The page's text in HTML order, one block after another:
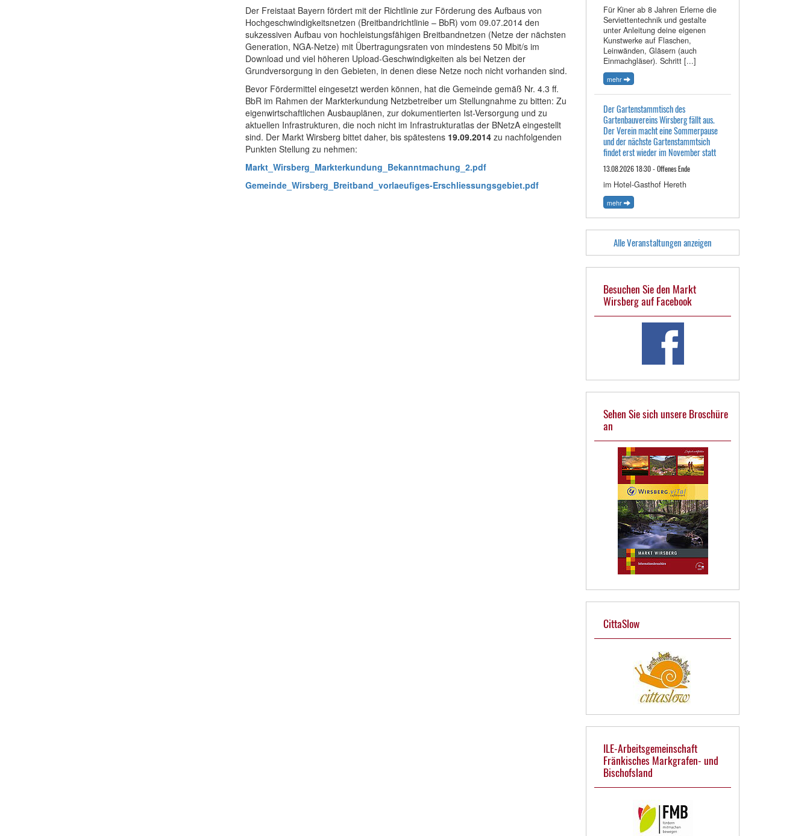
Der Freistaat Bayern fördert mit der Richtlinie zur Förderung des Aufbaus von
Hochgeschwindigkeitsnetzen (Breitbandrichtlinie – BbR) vom 09.07.2014 den
sukzessiven Aufbau von hochleistungsfähigen Breitbandnetzen (Netze der nächsten
Generation, NGA-Netze) mit Übertragungsraten von mindestens 50 Mbit/s im
Download und viel höheren Upload-Geschwindigkeiten als bei Netzen der
Grundversorgung in den Gebieten, in denen diese Netze noch nicht vorhanden sind.
Bevor Fördermittel eingesetzt werden können, hat die Gemeinde gemäß Nr. 4.3 ff.
BbR im Rahmen der Markterkundung Netzbetreiber um Stellungnahme zu bitten: Zu
eigenwirtschaftlichen Ausbauplänen, zur dokumentierten Ist-Versorgung und zu
aktuellen Infrastrukturen, die noch nicht im Infrastrukturatlas der BNetzA eingestellt
sind. Der Markt Wirsberg bittet daher, bis spätestens 19.09.2014zu nachfolgenden
Punkten Stellung zu nehmen:
Markt_Wirsberg_Markterkundung_Bekanntmachung_2.pdf
Gemeinde_Wirsberg_Breitband_vorlaeufiges-Erschliessungsgebiet.pdf
Für Kiner ab 8 Jahren Erlerne die
Serviettentechnik und gestalte
unter Anleitung deine eigenen
Kunstwerke auf Flaschen,
Leinwänden, Gläsern (auch
Einmachgläser). Schritt [...]
mehr
Der Gartenstammtisch des
Gartenbauvereins Wirsberg fällt aus.
Der Verein macht eine Sommerpause
und der nächste Gartenstammtsich
findet erst wieder im November statt
13.08.2026 18:30 - Offenes Ende
im Hotel-Gasthof Hereth
mehr
Alle Veranstaltungen anzeigen
Besuchen Sie den Markt
Wirsberg auf Facebook
Sehen Sie sich unsere Broschüre
an
CittaSlow
ILE-Arbeitsgemeinschaft
Fränkisches Markgrafen- und
Bischofsland